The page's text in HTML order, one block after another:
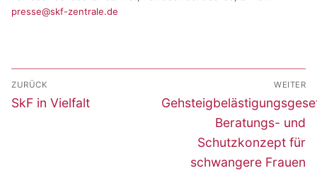
presse@skf-zentrale.de
Beitragsnavigation
ZURÜCK
Vorheriger
SkF in Vielfalt
WEITER
Nächster
Beratungs- und
Schutzkonzept für
schwangere Frauen